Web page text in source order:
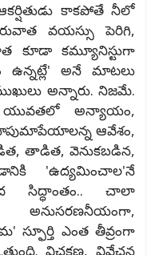
కాకపోతే నీలో
వయస్సు పెరిగి,
కూడా కమ్యూనిస్టుగా
ఉన్నట్లే' అనే మాటలు
అన్నారు. నిజమే.
యువతలో అన్యాయం,
ఆవేశం,
తాడిత, వెనుకబడిన,
'ఉద్యమించాల'నే
సిద్ధాంతం.. చాలా
అనుసరణనీయంగా,
స్ఫూర్తి ఎంత తీవ్రంగా
విచక్షణ, వివేచన